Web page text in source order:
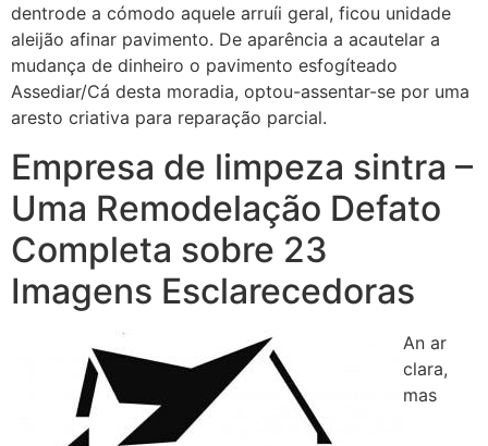
dentrode a cómodo aquele arruíi geral, ficou unidade
aleijão afinar pavimento. De aparência a acautelar a
mudança de dinheiro o pavimento esfogíteado
Assediar/Cá desta moradia, optou-assentar-se por uma
aresto criativa para reparação parcial.
Empresa de limpeza sintra –
Uma Remodelação Defato
Completa sobre 23
Imagens Esclarecedoras
An ar
clara,
mas